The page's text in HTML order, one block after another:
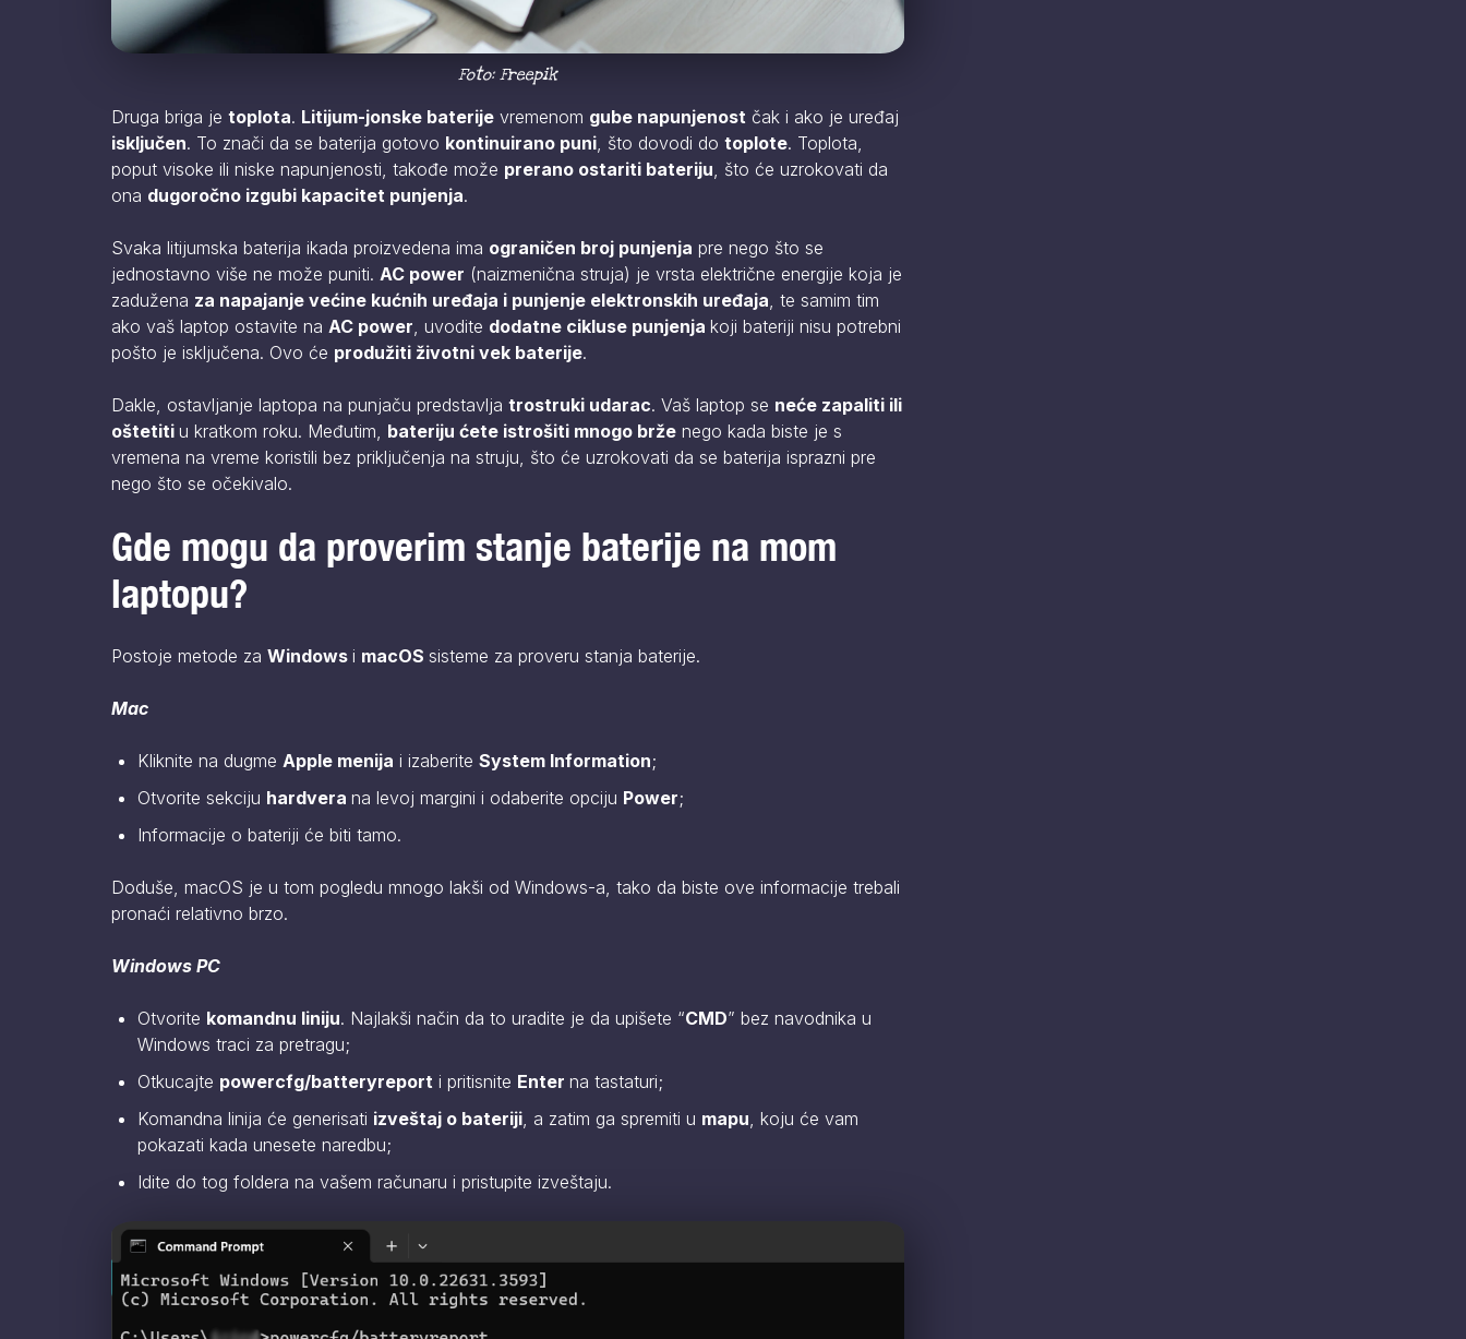
Foto: Freepik
Druga briga je toplota. Litijum-jonske baterije vremenom gube napunjenost čak i ako je uređaj
isključen. To znači da se baterija gotovo kontinuirano puni , što dovodi do toplote. Toplota,
poput visoke ili niske napunjenosti, takođe može prerano ostariti bateriju , što će uzrokovati da
ona dugoročno izgubi kapacitet punjenja.
Svaka litijumska baterija ikada proizvedena ima ograničen broj punjenja pre nego što se
jednostavno više ne može puniti. AC power (naizmenična struja) je vrsta električne energije koja je
zadužena za napajanje većine kućnih uređaja i punjenje elektronskih uređaja , te samim tim
ako vaš laptop ostavite na AC power , uvodite dodatne cikluse punjenja koji bateriji nisu potrebni
pošto je isključena. Ovo će produžiti životni vek baterije.
Dakle, ostavljanje laptopa na punjaču predstavlja trostruki udarac. Vaš laptop se neće zapaliti ili
oštetiti u kratkom roku. Međutim, bateriju ćete istrošiti mnogo brže nego kada biste je s
vremena na vreme koristili bez priključenja na struju, što će uzrokovati da se baterija isprazni pre
nego što se očekivalo.
Gde mogu da proverim stanje baterije na mom
laptopu?
Postoje metode za Windows i macOS sisteme za proveru stanja baterije.
Mac
Kliknite na dugme Apple menija i izaberite System Information;
Otvorite sekciju hardvera na levoj margini i odaberite opciju Power;
Informacije o bateriji će biti tamo.
Doduše, macOS je u tom pogledu mnogo lakši od Windows-a, tako da biste ove informacije trebali
pronaći relativno brzo.
Windows PC
Otvorite komandnu liniju. Najlakši način da to uradite je da upišete “CMD” bez navodnika u
Windows traci za pretragu;
Otkucajte powercfg/batteryreport i pritisnite Enter na tastaturi;
Komandna linija će generisati izveštaj o bateriji , a zatim ga spremiti u mapu , koju će vam
pokazati kada unesete naredbu;
Idite do tog foldera na vašem računaru i pristupite izveštaju.